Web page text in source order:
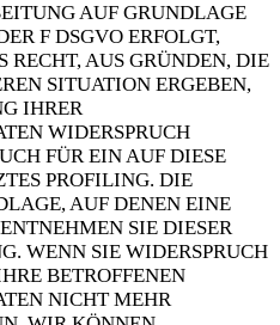
AUF GRUNDLAGE
F DSGVO ERFOLGT,
RECHT, AUS GRÜNDEN, DIE
SITUATION ERGEBEN,
IHRER
WIDERSPRUCH
FÜR EIN AUF DIESE
PROFILING. DIE
AUF DENEN EINE
SIE DIESER
WENN SIE WIDERSPRUCH
BETROFFENEN
NICHT MEHR